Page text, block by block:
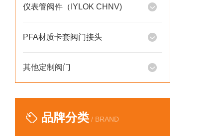
仪表管阀件（IYLOK CHNV)
PFA材质卡套阀门接头
其他定制阀门
品牌分类 / BRAND